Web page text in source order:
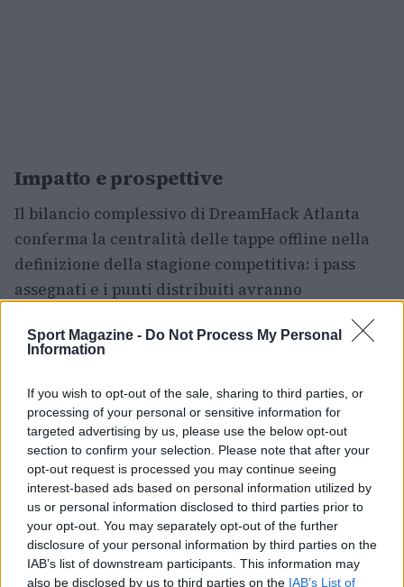
Sport Magazine - Do Not Process My Personal
Information
If you wish to opt-out of the sale, sharing to third parties, or
processing of your personal or sensitive information for
targeted advertising by us, please use the below opt-out
section to confirm your selection. Please note that after your
opt-out request is processed you may continue seeing
interest-based ads based on personal information utilized by
us or personal information disclosed to third parties prior to
your opt-out. You may separately opt-out of the further
disclosure of your personal information by third parties on the
IAB’s list of downstream participants. This information may
also be disclosed by us to third parties on the IAB’s List of
Impatto e prospettive
Il bilancio complessivo di DreamHack Atlanta
conferma la centralità delle tappe offline nella
definizione della stagione competitiva: i pass
assegnati e i punti distribuiti avranno
strategie dei team. Il mix di regioni
ecosistema competitivo sempre più globale, in
cui l’Asia resta protagonista ma l’America Latina
e l’Europa continuano a esprimere talenti in
grado di incidere. Per gli appassionati rimane la
certezza di assistere a un processo di selezione
serrato, dove ogni tappa può cambiare il
panorama delle competizioni.